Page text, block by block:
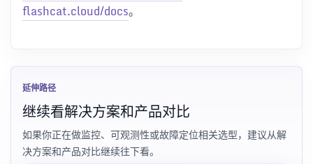
flashcat.cloud/docs。
延伸路径
继续看解决方案和产品对比
如果你正在做监控、可观测性或故障定位相关选型，建议从解
决方案和产品对比继续往下看。